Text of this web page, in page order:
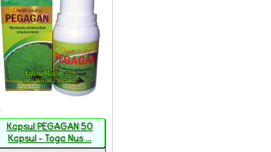
Kapsul PEGAGAN 50
Kapsul - Toga Nus ...